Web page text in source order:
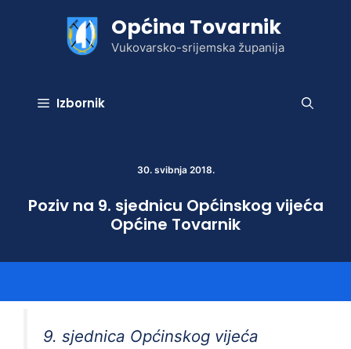
Općina Tovarnik
Vukovarsko-srijemska županija
Izbornik
30. svibnja 2018.
Poziv na 9. sjednicu Općinskog vijeća
Općine Tovarnik
9. sjednica Općinskog vijeća